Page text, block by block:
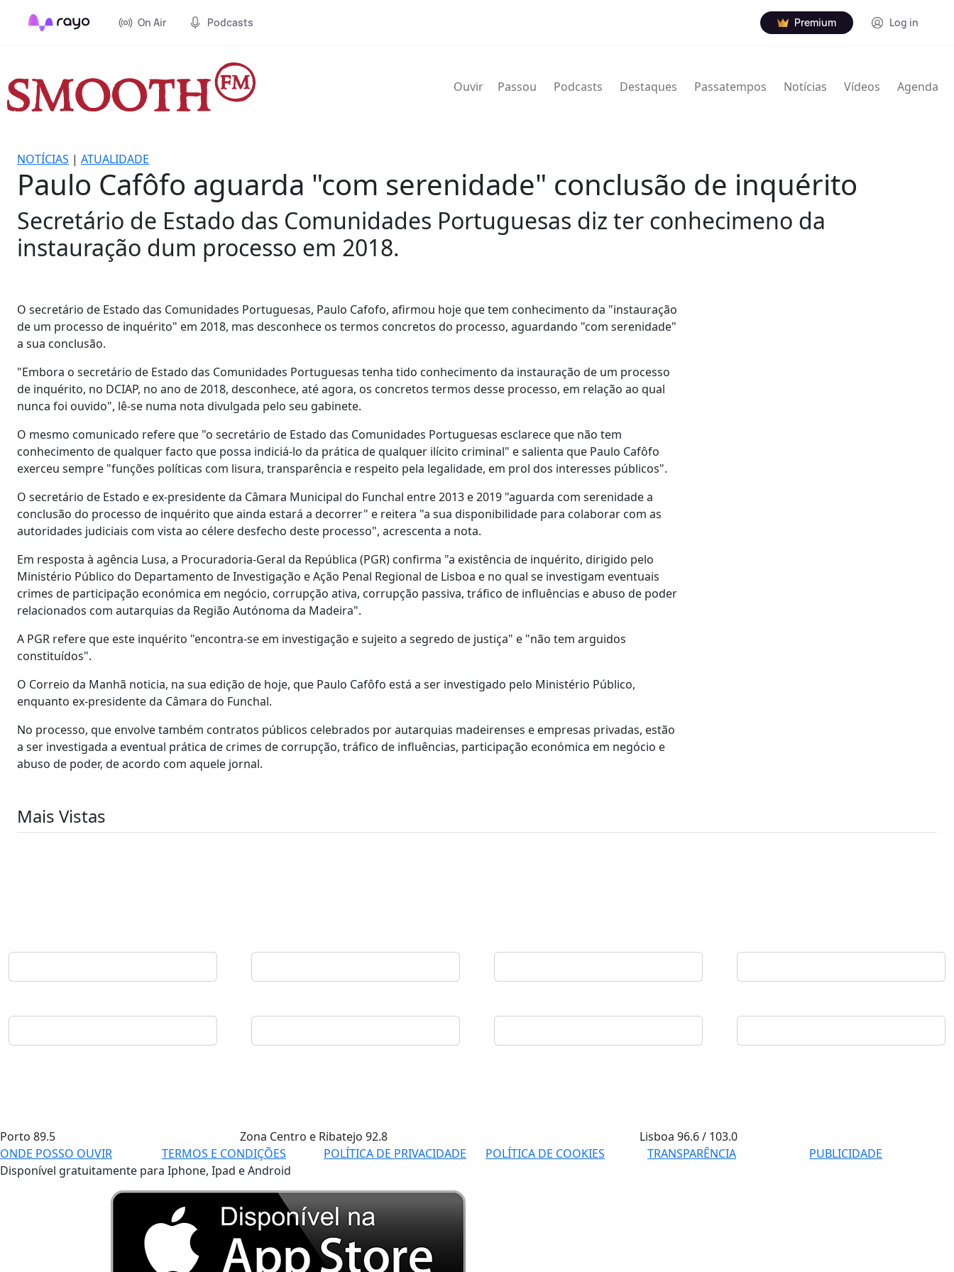
On Air Podcasts Premium Log in
Ouvir Passou Podcasts Destaques Passatempos Notícias Vídeos Agenda
NOTÍCIAS | ATUALIDADE
Paulo Cafôfo aguarda "com serenidade" conclusão de inquérito
Secretário de Estado das Comunidades Portuguesas diz ter conhecimeno da
instauração dum processo em 2018.
O secretário de Estado das Comunidades Portuguesas, Paulo Cafofo, afirmou hoje que tem conhecimento da "instauração
de um processo de inquérito" em 2018, mas desconhece os termos concretos do processo, aguardando "com serenidade"
a sua conclusão.
"Embora o secretário de Estado das Comunidades Portuguesas tenha tido conhecimento da instauração de um processo
de inquérito, no DCIAP, no ano de 2018, desconhece, até agora, os concretos termos desse processo, em relação ao qual
nunca foi ouvido", lê-se numa nota divulgada pelo seu gabinete.
O mesmo comunicado refere que "o secretário de Estado das Comunidades Portuguesas esclarece que não tem
conhecimento de qualquer facto que possa indiciá-lo da prática de qualquer ilícito criminal" e salienta que Paulo Cafôfo
exerceu sempre "funções políticas com lisura, transparência e respeito pela legalidade, em prol dos interesses públicos".
O secretário de Estado e ex-presidente da Câmara Municipal do Funchal entre 2013 e 2019 "aguarda com serenidade a
conclusão do processo de inquérito que ainda estará a decorrer" e reitera "a sua disponibilidade para colaborar com as
autoridades judiciais com vista ao célere desfecho deste processo", acrescenta a nota.
Em resposta à agência Lusa, a Procuradoria-Geral da República (PGR) confirma "a existência de inquérito, dirigido pelo
Ministério Público do Departamento de Investigação e Ação Penal Regional de Lisboa e no qual se investigam eventuais
crimes de participação económica em negócio, corrupção ativa, corrupção passiva, tráfico de influências e abuso de poder
relacionados com autarquias da Região Autónoma da Madeira".
A PGR refere que este inquérito "encontra-se em investigação e sujeito a segredo de justiça" e "não tem arguidos
constituídos".
O Correio da Manhã noticia, na sua edição de hoje, que Paulo Cafôfo está a ser investigado pelo Ministério Público,
enquanto ex-presidente da Câmara do Funchal.
No processo, que envolve também contratos públicos celebrados por autarquias madeirenses e empresas privadas, estão
a ser investigada a eventual prática de crimes de corrupção, tráfico de influências, participação económica em negócio e
abuso de poder, de acordo com aquele jornal.
Mais Vistas
Porto 89.5 Zona Centro e Ribatejo 92.8 Lisboa96.6 / 103.0
ONDE POSSO OUVIR
TERMOS E CONDIÇÕES POLÍTICA DE PRIVACIDADE POLÍTICA DE COOKIES TRANSPARÊNCIA
PUBLICIDADE
Disponível gratuitamente para Iphone, Ipad e Android